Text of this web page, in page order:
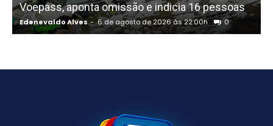
Voepass, aponta omissão e indicia 16 pessoas
Edenevaldo Alves - 6 de agosto de 2026 às 22:00h 0